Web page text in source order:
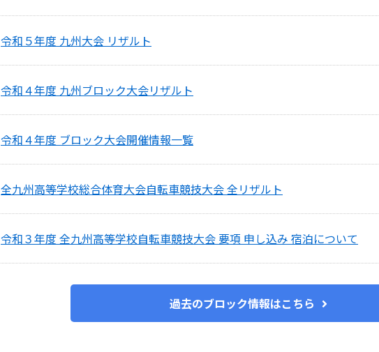
令和５年度 九州大会 リザルト
令和４年度 九州ブロック大会リザルト
令和４年度 ブロック大会開催情報一覧
全九州高等学校総合体育大会自転車競技大会 全リザルト
令和３年度 全九州高等学校自転車競技大会 要項 申し込み 宿泊について
過去のブロック情報はこちら